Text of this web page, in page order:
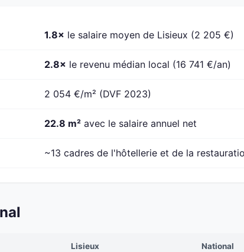
1.8× le salaire moyen de Lisieux (2 205 €)
2.8× le revenu médian local (16 741 €/an)
2 054 €/m² (DVF 2023)
22.8 m² avec le salaire annuel net
~13 cadres de l'hôtellerie et de la
Lisieux National